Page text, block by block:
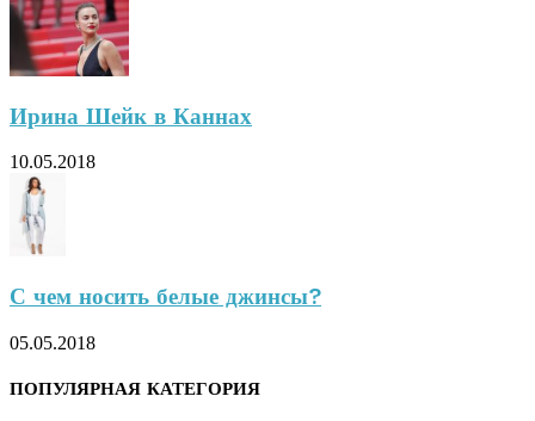
Ирина Шейк в Каннах
10.05.2018
С чем носить белые джинсы?
05.05.2018
ПОПУЛЯРНАЯ КАТЕГОРИЯ